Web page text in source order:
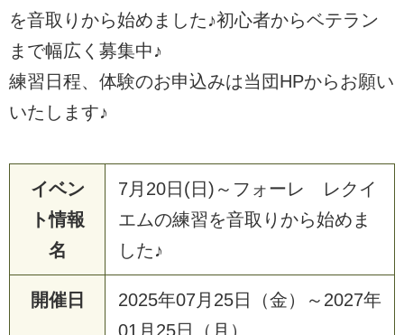
を音取りから始めました♪初心者からベテラン
まで幅広く募集中♪
練習日程、体験のお申込みは当団HPからお願い
いたします♪
イベン
ト情報
名
7月20日(日)～フォーレ レクイ
エムの練習を音取りから始めま
した♪
開催日
2025年07月25日（金）～2027年
01月25日（月）